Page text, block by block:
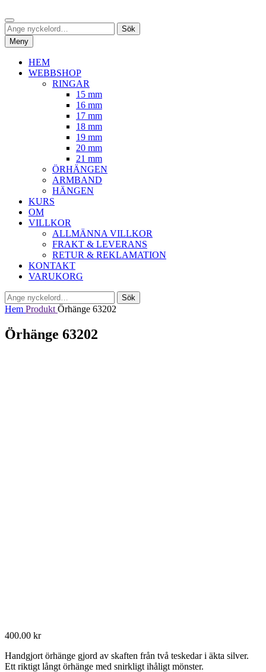
Hoppa
till
innehåll
Sök
Sök
efter:
Sök
Meny
HEM
WEBBSHOP
RINGAR
15 mm
16 mm
17 mm
18 mm
19 mm
20 mm
21 mm
ÖRHÄNGEN
ARMBAND
HÄNGEN
KURS
OM
VILLKOR
ALLMÄNNA VILLKOR
FRAKT & LEVERANS
RETUR & REKLAMATION
KONTAKT
VARUKORG
Sök
efter:
Sök
Hem Produkt Örhänge 63202
Örhänge 63202
400.00 kr
Handgjort örhänge gjord av skaften från två teskedar i äkta silver.
Ett riktigt långt örhänge med snirkligt ihåligt mönster.